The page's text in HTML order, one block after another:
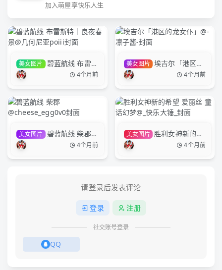
加入萌屋享快乐人生
美女图片 碧蓝航线 布雷斯
特｜良夜春景@几何尼亚
4个月前
美女图片 埃吉尔「港区的
龙女仆」@-凛子酱-4个月前
美女图片 碧蓝航线 柴郡
@cheese_egg0v0 4个月前
美女图片 胜利女神新的希
望 爱丽丝 童话幻梦@_快
4个月前
请登录后发表评论
登录 注册
社交账号登录
QQ